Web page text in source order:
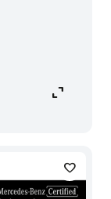
expand_content
favorite